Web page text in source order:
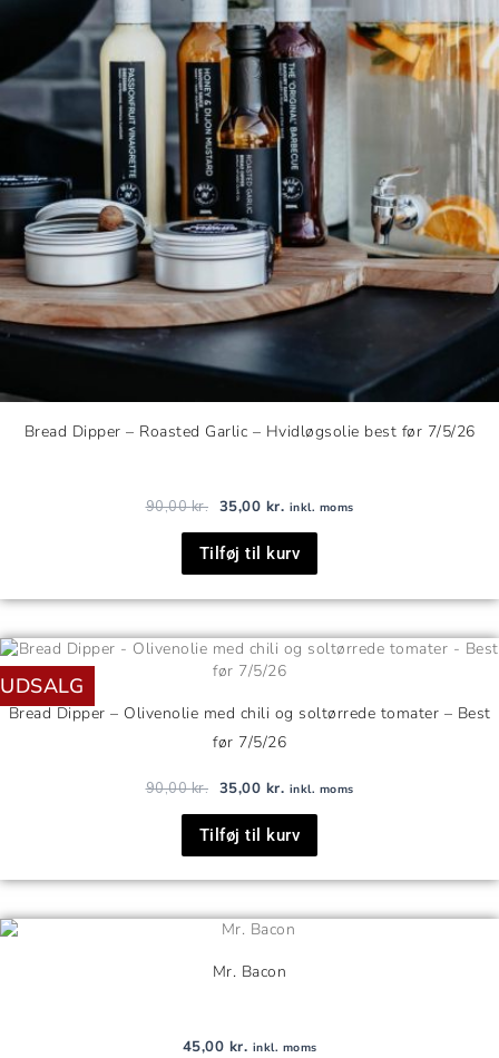
Bread Dipper – Roasted Garlic – Hvidløgsolie best før 7/5/26
90,00kr. 35,00 kr. inkl. moms
Tilføj til kurv
UDSALG
Bread Dipper – Olivenolie med chili og soltørrede tomater – Best
før 7/5/26
90,00kr.
Den
oprindelige
pris
var:
90,00 kr..
35,00 kr.
Den
aktuelle
35,00 kr..
inkl. moms
Tilføj til kurv
Mr. Bacon
45,00 kr. inkl. moms